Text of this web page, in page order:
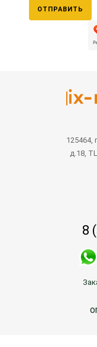
ОТПРАВИТЬ
125464,
д.18,
8